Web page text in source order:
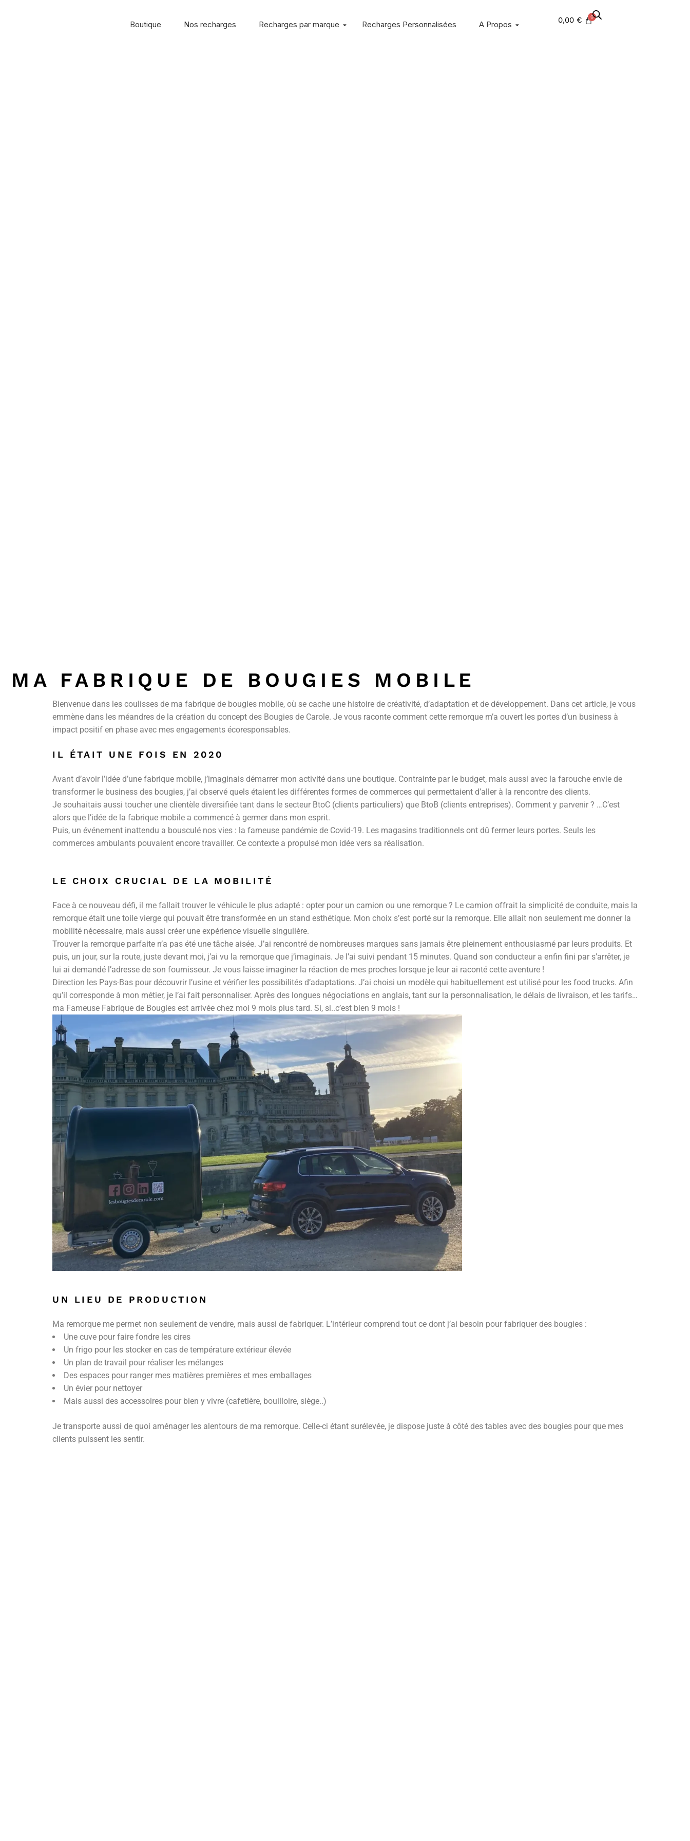
Boutique Nos recharges Recharges par marque Recharges Personnalisées A Propos 0,00 €
MA FABRIQUE DE BOUGIES MOBILE
Bienvenue dans les coulisses de ma fabrique de bougies mobile, où se cache une histoire de créativité, d’adaptation et de développement. Dans cet article, je vous
emmène dans les méandres de la création du concept des Bougies de Carole. Je vous raconte comment cette remorque m’a ouvert les portes d’un business à
impact positif en phase avec mes engagements écoresponsables.
IL ÉTAIT UNE FOIS EN 2020
Avant d’avoir l’idée d’une fabrique mobile, j’imaginais démarrer mon activité dans une boutique. Contrainte par le budget, mais aussi avec la farouche envie de
transformer le business des bougies, j’ai observé quels étaient les différentes formes de commerces qui permettaient d’aller à la rencontre des clients.
Je souhaitais aussi toucher une clientèle diversifiée tant dans le secteur BtoC (clients particuliers) que BtoB (clients entreprises). Comment y parvenir ? …C’est
alors que l’idée de la fabrique mobile a commencé à germer dans mon esprit.
Puis, un événement inattendu a bousculé nos vies : la fameuse pandémie de Covid-19. Les magasins traditionnels ont dû fermer leurs portes. Seuls les
commerces ambulants pouvaient encore travailler. Ce contexte a propulsé mon idée vers sa réalisation.
LE CHOIX CRUCIAL DE LA MOBILITÉ
Face à ce nouveau défi, il me fallait trouver le véhicule le plus adapté : opter pour un camion ou une remorque ? Le camion offrait la simplicité de conduite, mais la
remorque était une toile vierge qui pouvait être transformée en un stand esthétique. Mon choix s’est porté sur la remorque. Elle allait non seulement me donner la
mobilité nécessaire, mais aussi créer une expérience visuelle singulière.
Trouver la remorque parfaite n’a pas été une tâche aisée. J’ai rencontré de nombreuses marques sans jamais être pleinement enthousiasmé par leurs produits. Et
puis, un jour, sur la route, juste devant moi, j’ai vu la remorque que j’imaginais. Je l’ai suivi pendant 15 minutes. Quand son conducteur a enfin fini par s’arrêter, je
lui ai demandé l’adresse de son fournisseur. Je vous laisse imaginer la réaction de mes proches lorsque je leur ai raconté cette aventure !
Direction les Pays-Bas pour découvrir l’usine et vérifier les possibilités d’adaptations. J’ai choisi un modèle qui habituellement est utilisé pour les food trucks. Afin
qu’il corresponde à mon métier, je l’ai fait personnaliser. Après des longues négociations en anglais, tant sur la personnalisation, le délais de livraison, et les tarifs…
ma Fameuse Fabrique de Bougies est arrivée chez moi 9 mois plus tard. Si, si..c’est bien 9 mois !
UN LIEU DE PRODUCTION
Ma remorque me permet non seulement de vendre, mais aussi de fabriquer. L’intérieur comprend tout ce dont j’ai besoin pour fabriquer des bougies :
Une cuve pour faire fondre les cires
Un frigo pour les stocker en cas de température extérieur élevée
Un plan de travail pour réaliser les mélanges
Des espaces pour ranger mes matières premières et mes emballages
Un évier pour nettoyer
Mais aussi des accessoires pour bien y vivre (cafetière, bouilloire, siège..)
Je transporte aussi de quoi aménager les alentours de ma remorque. Celle-ci étant surélevée, je dispose juste à côté des tables avec des bougies pour que mes
clients puissent les sentir.